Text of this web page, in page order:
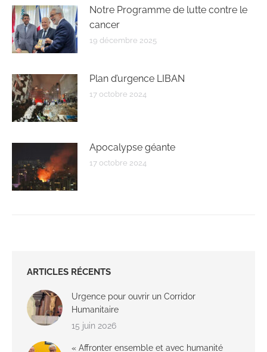
Notre Programme de lutte contre le
cancer
19 décembre 2025
Plan d’urgence LIBAN
17 octobre 2024
Apocalypse géante
17 octobre 2024
ARTICLES RÉCENTS
Urgence pour ouvrir un Corridor
Humanitaire
15 juin 2026
« Affronter ensemble et avec humanité